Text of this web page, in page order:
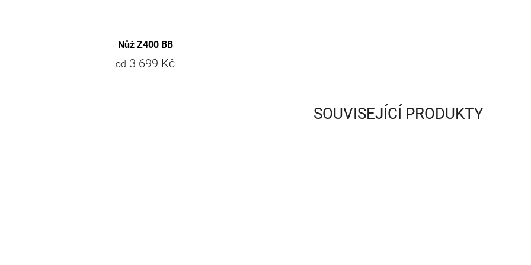
Nůž Z400 BB
od 3 699 Kč
SOUVISEJÍCÍ PRODUKTY